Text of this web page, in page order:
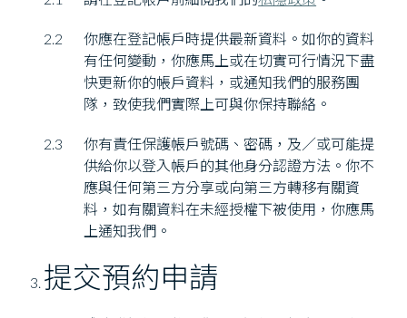
2.2
你應在登記帳戶時提供最新資料。如你的資料
有任何變動，你應馬上或在切實可行情況下盡
快更新你的帳戶資料，或通知我們的服務團
隊，致使我們實際上可與你保持聯絡。
2.3
你有責任保護帳戶號碼、密碼，及／或可能提
供給你以登入帳戶的其他身分認證方法。你不
應與任何第三方分享或向第三方轉移有關資
料，如有關資料在未經授權下被使用，你應馬
上通知我們。
提交預約申請